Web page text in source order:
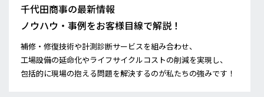
千代田商事の最新情報
ノウハウ・事例をお客様目線で解説！
補修・修復技術や計測診断サービスを組み合わせ、
工場設備の延命化やライフサイクルコストの削減を実現し、
包括的に現場の抱える問題を解決するのが私たちの強みです！